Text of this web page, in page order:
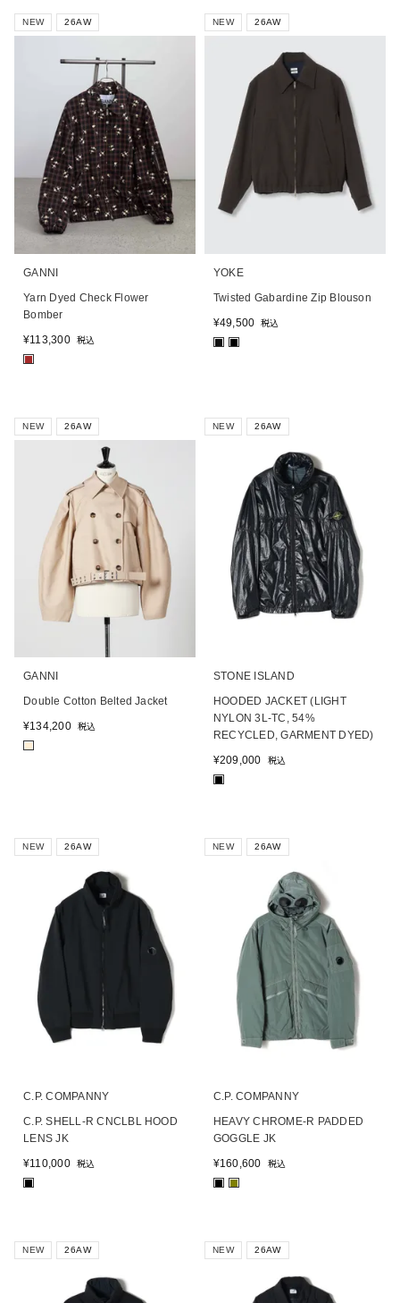
NEW 26AW
GANNI
Yarn Dyed Check Flower
Bomber
¥113,300 税込
■
NEW 26AW
YOKE
Twisted Gabardine Zip Blouson
¥49,500 税込
■ ■
NEW 26AW
GANNI
Double Cotton Belted Jacket
¥134,200 税込
■
NEW 26AW
STONE ISLAND
HOODED JACKET (LIGHT
NYLON 3L-TC, 54%
RECYCLED, GARMENT DYED)
¥209,000 税込
■
NEW 26AW
C.P. COMPANNY
C.P. SHELL-R CNCLBL HOOD
LENS JK
¥110,000 税込
NEW 26AW
C.P. COMPANNY
HEAVY CHROME-R PADDED
GOGGLE JK
¥160,600 税込
NEW 26AW NEW 26AW